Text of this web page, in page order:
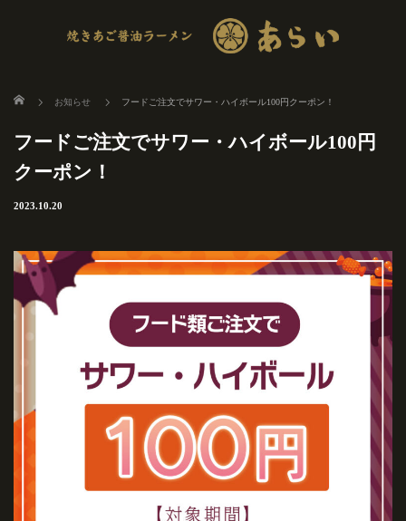
ホーム お知らせ フードご注文でサワー・ハイボール100円クーポン！
フードご注文でサワー・ハイボール100円
クーポン！
2023.10.20